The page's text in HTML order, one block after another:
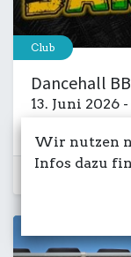
Club
Dancehall
13. Juni 2026 -
Wir nutzen
Infos dazu